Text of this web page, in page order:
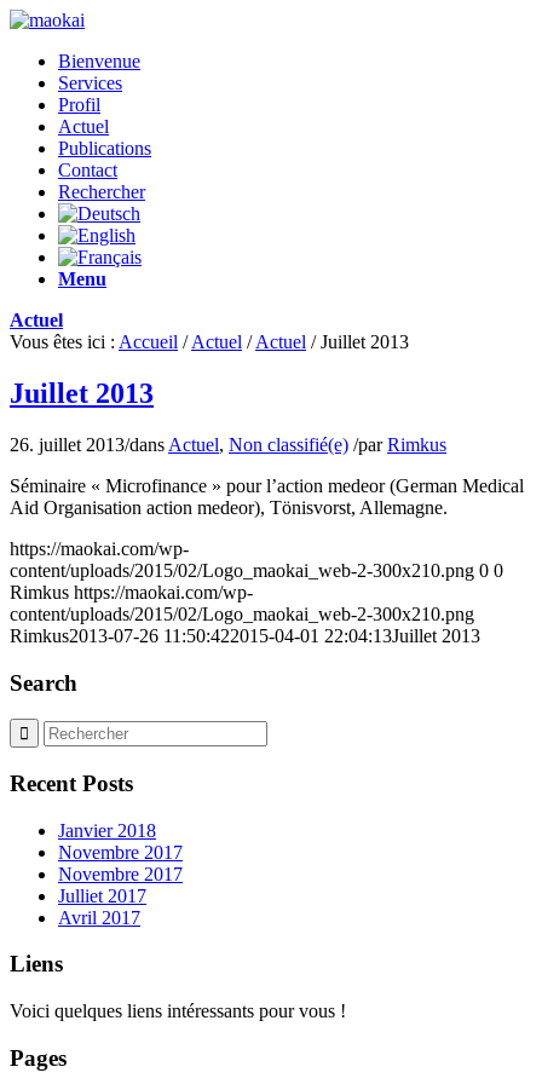
Bienvenue
Services
Profil
Actuel
Publications
Contact
Rechercher
Menu
Actuel
Vous êtes ici : Accueil / Actuel / Actuel / Juillet 2013
Juillet 2013
26. juillet 2013/dans Actuel, Non classifié(e) /parRimkus
Séminaire « Microfinance » pour l’action medeor (German Medical
Aid Organisation action medeor), Tönisvorst, Allemagne.
https://maokai.com/wp-
content/uploads/2015/02/Logo_maokai_web-2-300x210.png 0 0
Rimkus https://maokai.com/wp-
content/uploads/2015/02/Logo_maokai_web-2-300x210.png
Rimkus2013-07-26 11:50:422015-04-01 22:04:13Juillet 2013
Search
Recent Posts
Janvier 2018
Novembre 2017
Novembre 2017
Julliet 2017
Avril 2017
Liens
Voici quelques liens intéressants pour vous !
Pages